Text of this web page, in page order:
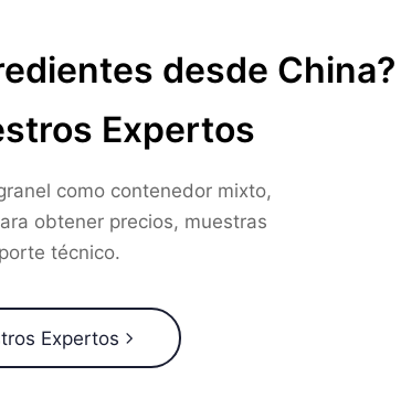
desde China?
Expertos
como contenedor mixto,
obtener precios, muestras
técnico.
Expertos